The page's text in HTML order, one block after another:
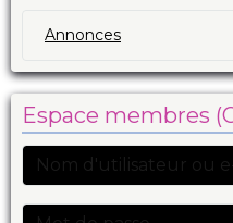
Annonces
Espace membres